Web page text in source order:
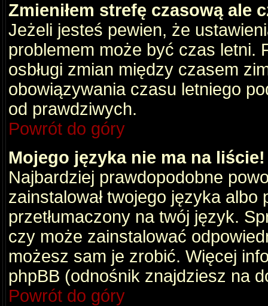
Zmieniłem strefę czasową ale
Jeżeli jesteś pewien, że
problemem może być czas letni.
osbługi zmian między czasem
obowiązywania czasu letniego
od prawdziwych.
Powrót do góry
Mojego języka nie ma na liście!
Najbardziej prawdopodobne
zainstalował twojego języka albo
przetłumaczony na twój język.
czy może zainstalować
możesz sam je zrobić. Więcej
phpBB (odnośnik znajdziesz na
Powrót do góry